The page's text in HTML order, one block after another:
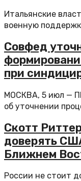
Итальянские
военную
Совфед
при
МОСКВА, 5 июл —
об уточнении
Скотт
доверять
Ближнем
России не стоит